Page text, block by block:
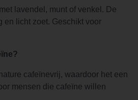
lavendel, munt of venkel. De
en licht zoet. Geschikt voor
cafeïnevrij, waardoor het een
mensen die cafeïne willen